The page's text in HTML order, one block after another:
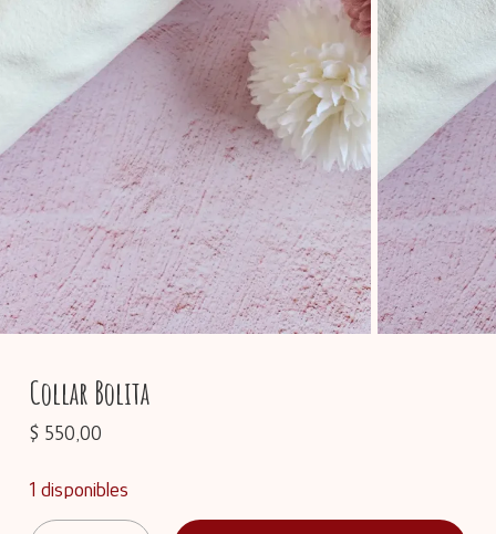
Collar Bolita
$ 550,00
1 disponibles